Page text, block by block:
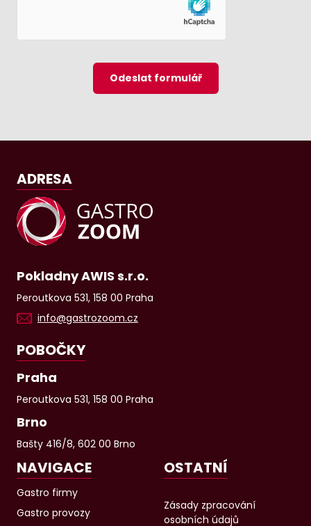
Odeslat formulář
ADRESA
Pokladny AWIS s.r.o.
Peroutkova 531, 158 00 Praha
info@gastrozoom.cz
POBOČKY
Praha
Peroutkova 531, 158 00 Praha
Brno
Bašty 416/8, 602 00 Brno
NAVIGACE
Gastro firmy
Gastro provozy
OSTATNÍ
Zásady zpracování
osobních údajů